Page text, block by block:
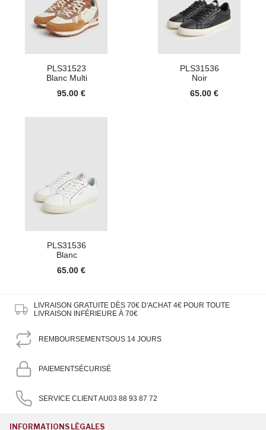
PLS31523
Blanc Multi
95.00 €
PLS31536
Noir
65.00 €
PLS31536
Blanc
65.00 €
LIVRAISON GRATUITE DÈS 70€ D'ACHAT 4€ POUR TOUTE
LIVRAISON INFÉRIEURE À 70€
REMBOURSEMENTSOUS 14 JOURS
PAIEMENTSÉCURISÉ
SERVICE CLIENT AU03 88 93 87 72
INFORMATIONS LÉGALES